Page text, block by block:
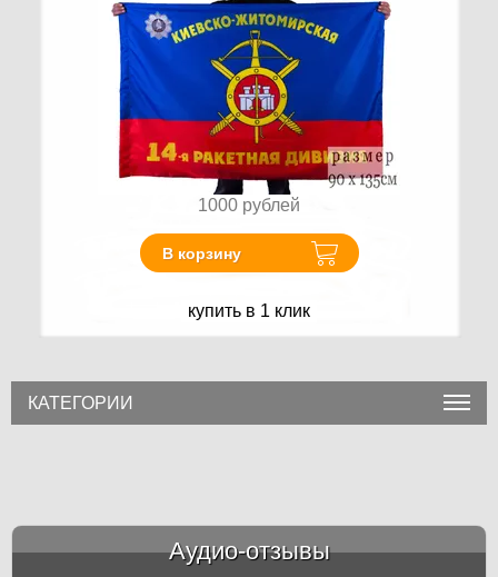
1000 рублей
В корзину
купить в 1 клик
КАТЕГОРИИ
Аудио-отзывы